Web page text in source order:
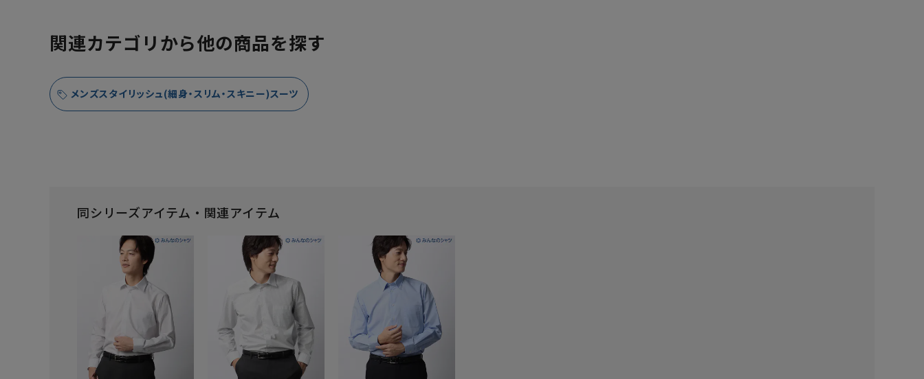
関連カテゴリから他の商品を探す
メンズスタイリッシュ(細身・スリム・スキニー)スーツ
同シリーズアイテム・関連アイテム